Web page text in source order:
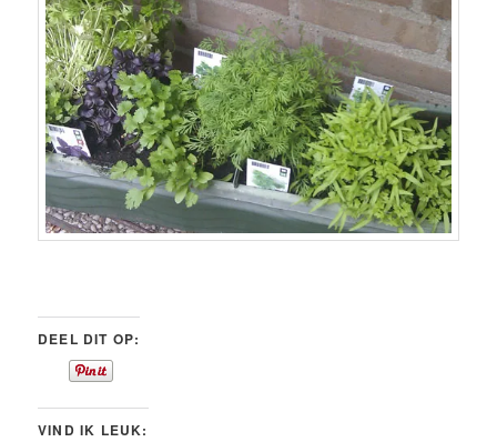
DEEL DIT OP:
VIND IK LEUK: